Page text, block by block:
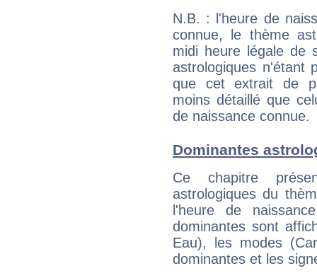
N.B. : l'heure de
connue, le thème
midi heure légale de
astrologiques n'étant
que cet extrait de
moins détaillé que
de naissance connue.
Dominantes
Ce chapitre
astrologiques du
l'heure de
dominantes sont
Eau), les modes
dominantes et les